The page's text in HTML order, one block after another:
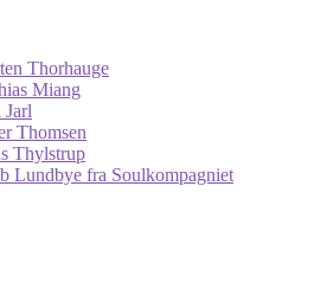
Thorhauge
Miang
Thomsen
Thylstrup
Lundbye fra Soulkompagniet